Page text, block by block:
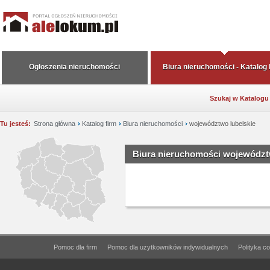
Szukaj w
Biura nieruchomości - Katalog
Ogłoszenia nieruchomości
Tu jesteś: Strona główna Katalog firm Biura nieruchomości województwo lubelskie
Biura nieruchomości
Pomoc dla firm Pomoc dla użytkowników indywidualnych Polityka